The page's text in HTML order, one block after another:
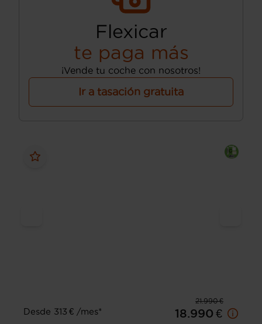
Flexicar
te paga más
¡Vende tu coche con nosotros!
Ir a tasación gratuita
21.990 €
Desde 313 € /mes*
18.990 €